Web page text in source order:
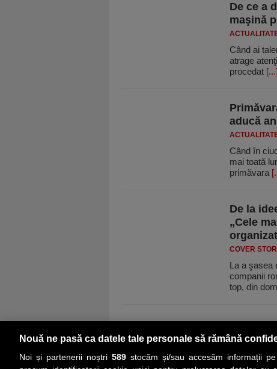
De ce a
maşină
Când ai
atrage
procedat [...]
aducă
Când în
mai toată
primăvara
De la
„Cele
COVER
La a şasea
companii
top, din
Nouă ne pasă ca datele tale personale să rămână
Noi și partenerii noștri 589stocăm și/sau accesăm informații pe